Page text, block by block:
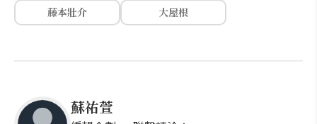
藤本壯介
大屋根
蘇祐萱